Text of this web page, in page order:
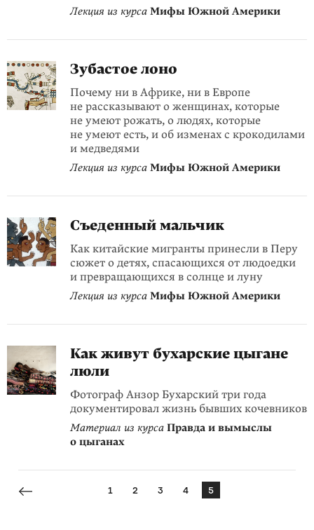
Лекция из курса Мифы Южной Америки
Зубастое лоно
Почему ни в Африке, ни в Европе
не рассказывают о женщинах, которые
не умеют рожать, о людях, которые
не умеют есть, и об изменах с крокодилами
и медведями
Лекция из курса Мифы Южной Америки
Съеденный мальчик
Как китайские мигранты принесли в Перу
сюжет о детях, спасающихся от людоедки
и превращающихся в солнце и луну
Лекция из курса Мифы Южной Америки
Как живут бухарские цыгане
люли
Фотограф Анзор Бухарский три года
документировал жизнь бывших кочевников
Материал из курса Правда и вымыслы
о цыганах
1 2 3 4 5